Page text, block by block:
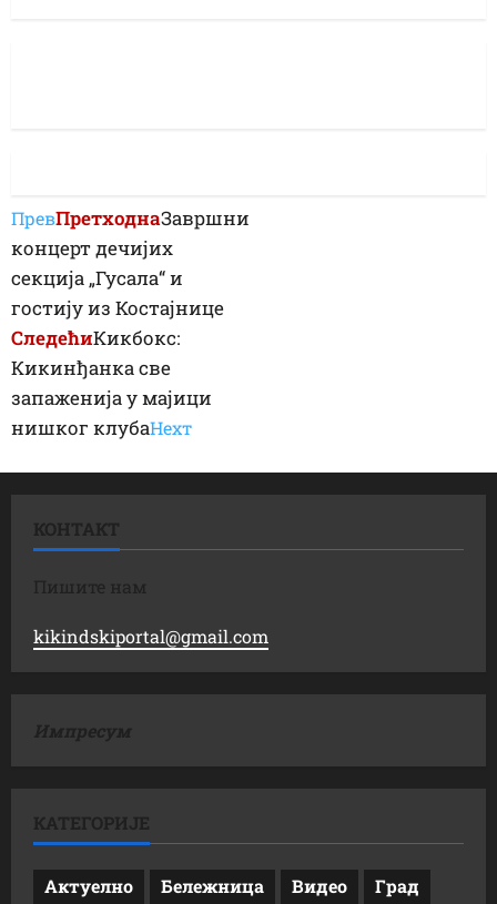
ПревПретходнаЗавршни
концерт дечијих
секција „Гусала“ и
гостију из Костајнице
СледећиКикбокс:
Кикинђанка све
запаженија у мајици
нишког клубаНеxт
КОНТАКТ
Пишите нам
kikindskiportal@gmail.com
Импресум
КАТЕГОРИЈЕ
Актуелно Бележница Видео Град